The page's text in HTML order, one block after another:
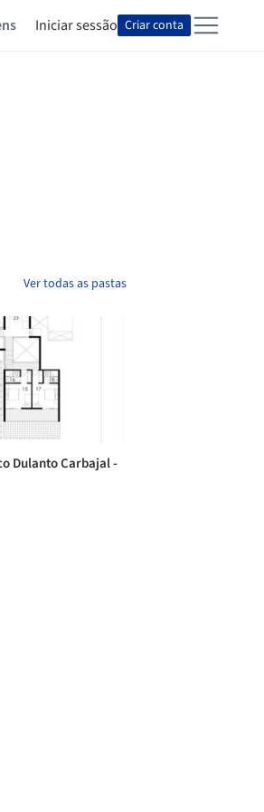
Iniciar sessão Criar conta
Ver todas as pastas
Dulanto Carbajal -